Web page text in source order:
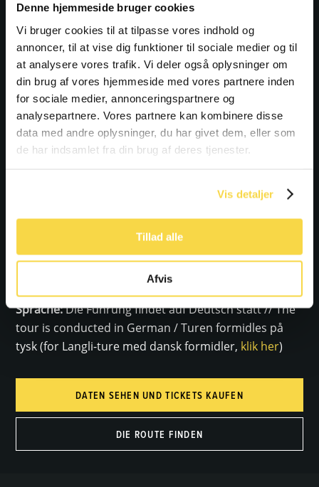
Denne hjemmeside bruger cookies
Vi bruger cookies til at tilpasse vores indhold og
annoncer, til at vise dig funktioner til sociale medier og til
at analysere vores trafik. Vi deler også oplysninger om
din brug af vores hjemmeside med vores partnere inden
for sociale medier, annonceringspartnere og
analysepartnere. Vores partnere kan kombinere disse
data med andre oplysninger, du har givet dem, eller som
de har indsamlet fra din brug af deres tjenester.
Vis detaljer
Tillad alle
Afvis
empfehlen, Neoprenschuhe, Badeschuhe oder
Sandalen auf der Insel zu tragen. Bringen Sie Essen
und Getränke mit.
Dauer: 4,5 Stunden.
Treffpunkt: Sønderballevej, Ho, 6857 Blåvand –
Fahren Sie so weit wie möglich und erlaubt.
Die Tour wird nur bei einer Mindestteilnehmerzahl
auf den Touren nicht erlaubt ist.
Sprache:Die Führung findet auf Deutsch statt // The
tour is conducted in German / Turen formidles på
tysk (for Langli-ture med dansk formidler, klik her)
DATEN SEHEN UND TICKETS KAUFEN
DIE ROUTE FINDEN